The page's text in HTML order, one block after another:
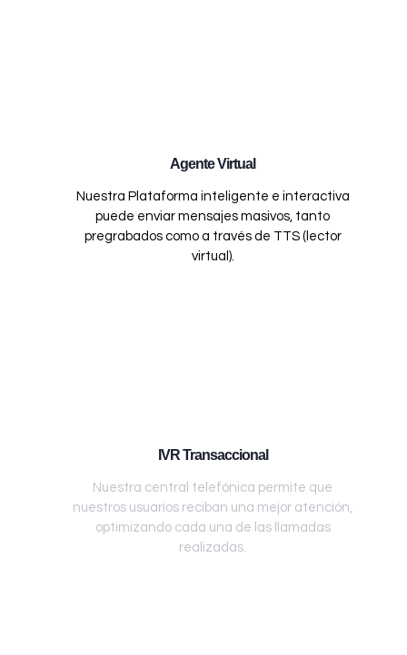
Agente Virtual
Nuestra Plataforma inteligente e interactiva
puede enviar mensajes masivos, tanto
pregrabados como a través de TTS (lector
virtual).
IVR Transaccional
Nuestra central telefónica permite que
nuestros usuarios reciban una mejor atención,
optimizando cada una de las llamadas
realizadas.